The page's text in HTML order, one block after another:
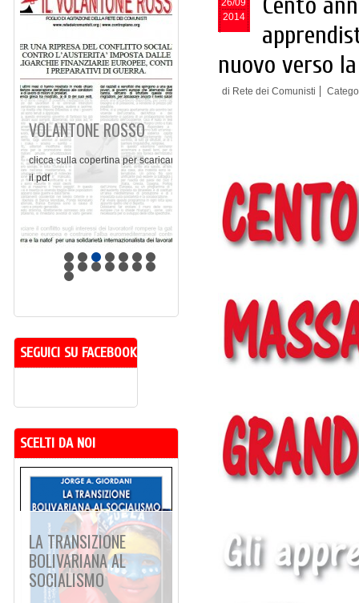
26/09
2014
nuovo verso
di Rete dei Comunisti
VOLANTONE ROSSO
clicca sulla copertina per scaricare
il pdf
SEGUICI SU FACEBOOK
SCELTI DA NOI
LA TRANSIZIONE
BOLIVARIANA AL
SOCIALISMO